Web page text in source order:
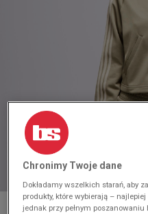
* Zdjęcie poglądowe
Chronimy Twoje dane
Dokładamy wszelkich starań, aby
produkty, które wybierają –
jednak przy pełnym